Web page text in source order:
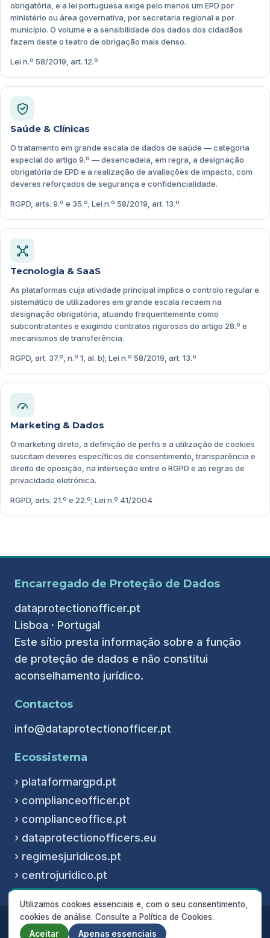
obrigatória, e a lei portuguesa exige pelo menos um EPD por
ministério ou área governativa, por secretaria regional e por
município. O volume e a sensibilidade dos dados dos cidadãos
fazem deste o teatro de obrigação mais denso.
Lei n.º 58/2019, art. 12.º
Saúde & Clínicas
O tratamento em grande escala de dados de saúde — categoria
especial do artigo 9.º — desencadeia, em regra, a designação
obrigatória de EPD e a realização de avaliações de impacto, com
deveres reforçados de segurança e confidencialidade.
RGPD, arts. 9.º e 35.º; Lei n.º 58/2019, art. 13.º
Tecnologia & SaaS
As plataformas cuja atividade principal implica o controlo regular e
sistemático de utilizadores em grande escala recaem na
designação obrigatória, atuando frequentemente como
subcontratantes e exigindo contratos rigorosos do artigo 28.º e
mecanismos de transferência.
RGPD, art. 37.º, n.º 1, al. b); Lei n.º 58/2019, art. 13.º
Marketing & Dados
O marketing direto, a definição de perfis e a utilização de cookies
suscitam deveres específicos de consentimento, transparência e
direito de oposição, na interseção entre o RGPD e as regras de
privacidade eletrónica.
RGPD, arts. 21.º e 22.º; Lei n.º 41/2004
Encarregado de Proteção de Dados
dataprotectionofficer.pt
Lisboa · Portugal
Este sítio presta informação sobre a função
de proteção de dados e não constitui
aconselhamento jurídico.
Contactos
info@dataprotectionofficer.pt
Ecossistema
› plataformargpd.pt
› complianceofficer.pt
› complianceoffice.pt
› dataprotectionofficers.eu
› regimesjuridicos.pt
› centrojuridico.pt
© 2026 Encarregado de Proteção de Dados ·
dataprotectionofficer.pt
Utilizamos cookies essenciais e, com o seu consentimento,
cookies de análise. Consulte a Política de Cookies.
Aceitar
Apenas essenciais